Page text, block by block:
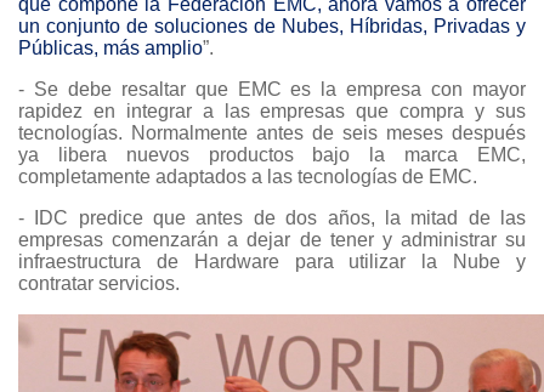
un conjunto de soluciones de Nubes, Híbridas, Privadas y
Públicas, más amplio”.
- Se debe resaltar que EMC es la empresa con mayor
rapidez en integrar a las empresas que compra y sus
tecnologías. Normalmente antes de seis meses después
ya libera nuevos productos bajo la marca EMC,
completamente adaptados a las tecnologías de EMC.
- IDC predice que antes de dos años, la mitad de las
empresas comenzarán a dejar de tener y administrar su
infraestructura de Hardware para utilizar la Nube y
contratar servicios.